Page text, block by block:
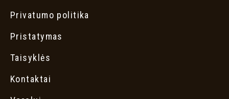
Privatumo politika
Pristatymas
Taisyklės
Kontaktai